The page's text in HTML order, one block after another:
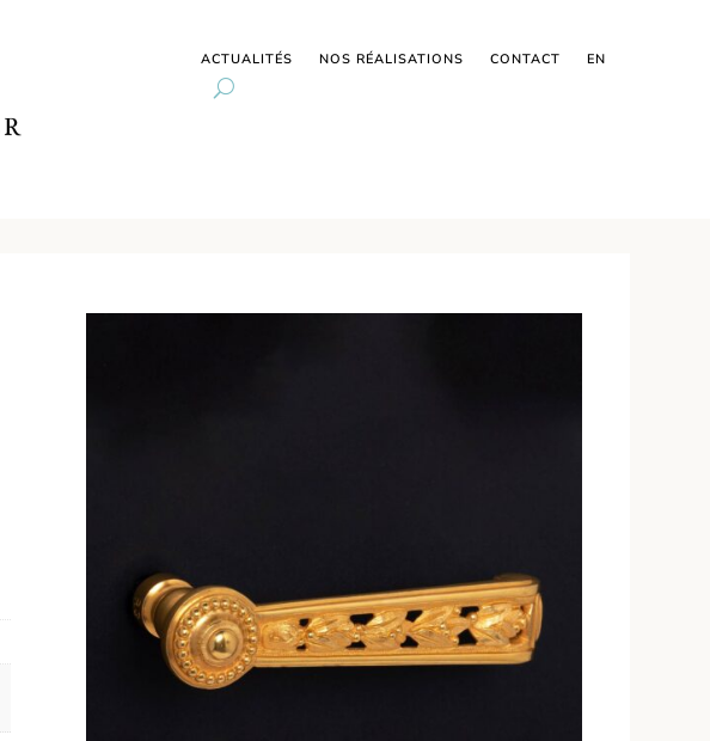
ACTUALITÉS NOS RÉALISATIONS CONTACT EN